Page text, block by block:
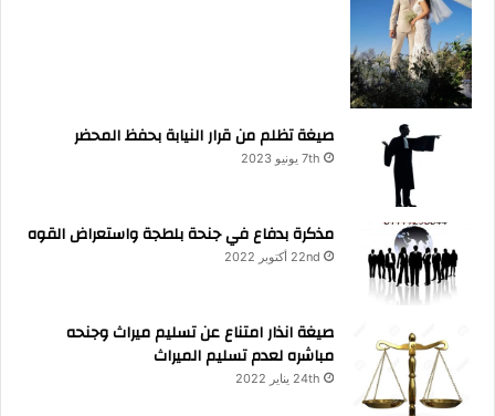
صيغة تظلم من قرار النيابة بحفظ المحضر
7th يونيو 2023
مذكرة بدفاع في جنحة بلطجة واستعراض القوه
22nd أكتوبر 2022
صيغة انذار امتناع عن تسليم ميراث وجنحه
مباشره لعدم تسليم الميراث
24th يناير 2022